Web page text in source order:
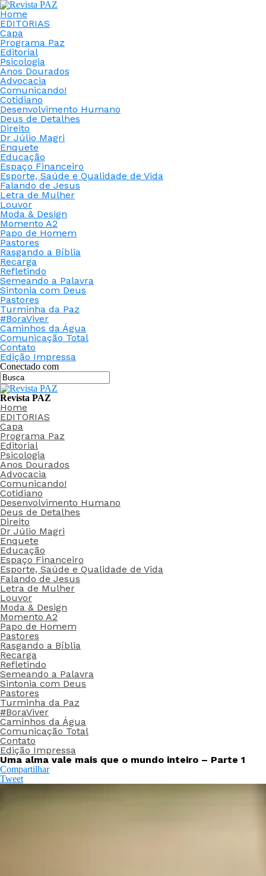
Home
EDITORIAS
Capa
Programa Paz
Editorial
Psicologia
Anos Dourados
Advocacia
Comunicando!
Cotidiano
Desenvolvimento Humano
Deus de Detalhes
Direito
Dr Júlio Magri
Enquete
Educação
Espaço Financeiro
Esporte, Saúde e Qualidade de Vida
Falando de Jesus
Letra de Mulher
Louvor
Moda & Design
Momento A2
Papo de Homem
Pastores
Rasgando a Bíblia
Recarga
Refletindo
Semeando a Palavra
Sintonia com Deus
Pastores
Turminha da Paz
#BoraViver
Caminhos da Água
Comunicação Total
Contato
Edição Impressa
Conectado com
Revista PAZ
Home
EDITORIAS
Capa
Programa Paz
Editorial
Psicologia
Anos Dourados
Advocacia
Comunicando!
Cotidiano
Desenvolvimento Humano
Deus de Detalhes
Direito
Dr Júlio Magri
Enquete
Educação
Espaço Financeiro
Esporte, Saúde e Qualidade de Vida
Falando de Jesus
Letra de Mulher
Louvor
Moda & Design
Momento A2
Papo de Homem
Pastores
Rasgando a Bíblia
Recarga
Refletindo
Semeando a Palavra
Sintonia com Deus
Pastores
Turminha da Paz
#BoraViver
Caminhos da Água
Comunicação Total
Contato
Edição Impressa
Uma alma vale mais que o mundo inteiro – Parte 1
Compartilhar
Tweet